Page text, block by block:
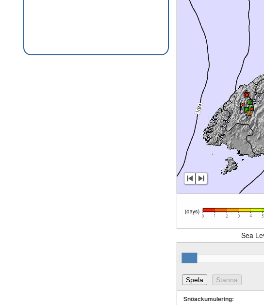
Sea
Snöackumulering: